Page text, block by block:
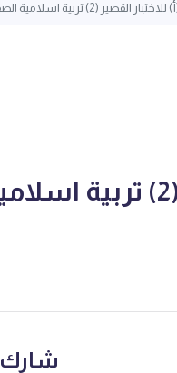
(2) تربية اسلامية الصف التاسع الفصل الأول
نموذج (أ) للاختبار القصير (2)
شارك